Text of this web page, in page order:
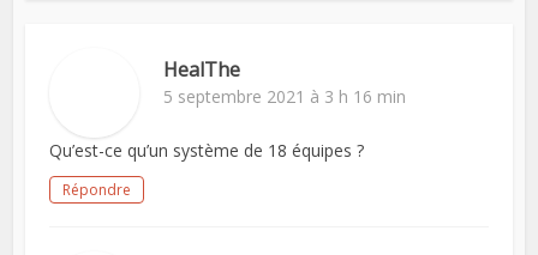
HealThe
5 septembre 2021 à 3 h 16 min
Qu’est-ce qu’un système de 18 équipes ?
Répondre